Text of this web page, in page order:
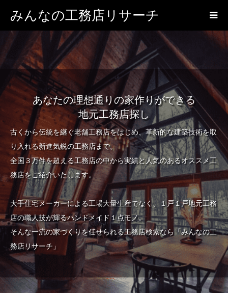
みんなの工務店リサーチ
あなたの理想通りの家作りができる
地元工務店探し
古くから伝統を継ぐ老舗工務店をはじめ、革新的な建築技術を取
り入れる新進気鋭の工務店まで。
全国３万件を超える工務店の中から実績と人気のあるオススメ工
務店をご紹介いたします。
大手住宅メーカーによる工場大量生産でなく、１戸１戸地元工務
店の職人技が輝るハンドメイド１点モノ。
そんな一流の家づくりを任せられる工務店検索なら「みんなの工
務店リサーチ」